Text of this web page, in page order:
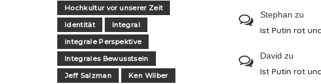
Hochkultur vor unserer Zeit
Identität
Integral
integrale Perspektive
Integrales Bewusstsein
Jeff Salzman
Ken Wilber
Stephan zu
Ist Putin rot
David zu
Ist Putin rot